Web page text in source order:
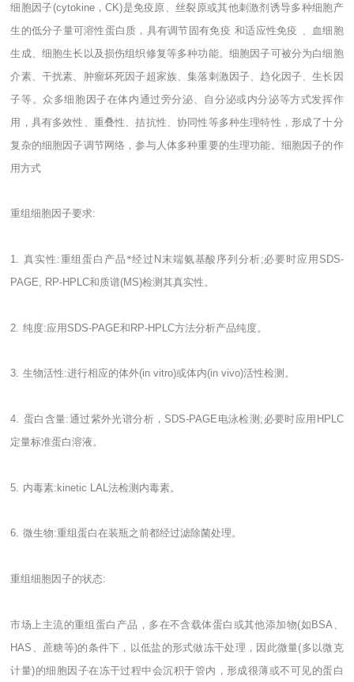
细胞因子(cytokine，CK)是免疫原、丝裂原或其他刺激剂诱导多种细胞产
生的低分子量可溶性蛋白质，具有调节固有免疫 和适应性免疫
、血细胞
生成、细胞生长以及损伤组织修复等多种功能。细胞因子可被分为白细胞
介素、干扰素、肿瘤坏死因子超家族、集落刺激因子、趋化因子、生长因
子等。众多细胞因子在体内通过旁分泌、自分泌或内分泌等方式发挥作
用，具有多效性、重叠性、拮抗性、协同性等多种生理特性，形成了十分
复杂的细胞因子调节网络，参与人体多种重要的生理功能。细胞因子的作
用方式
重组细胞因子要求:
1. 真实性 :重组蛋白产品*经过 N末端氨基酸序列分析;必要时应用 SDS-
PAGE, RP-HPLC和质谱(MS)检测其真实性。
2. 纯度:应用 SDS-PAGE和 RP-HPLC方法分析产品纯度。
3. 生物活性:进行相应的体外(in vitro)或体内(in vivo)活性检测。
4. 蛋白含量:通过紫外光谱分析， SDS-PAGE 电泳检测 ; 必要时应用 HPLC
定量标准蛋白溶液。
5. 内毒素:kinetic LAL法检测内毒素。
6. 微生物:重组蛋白在装瓶之前都经过滤除菌处理。
重组细胞因子的状态:
市场上主流的重组蛋白产品，多在不含载体蛋白或其他添加物(如 BSA
HAS 、蔗糖等)的条件下，以低盐的形式做冻干处理，因此微量(多以微克
计量)的细胞因子在冻干过程中会沉积于管内，形成很薄或不可见的蛋白